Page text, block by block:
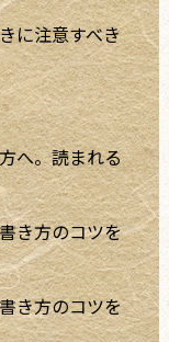
に注意すべき
へ。読まれる
き方のコツを
き方のコツを